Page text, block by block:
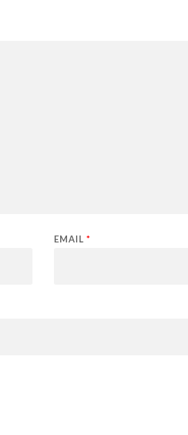
EMAIL *